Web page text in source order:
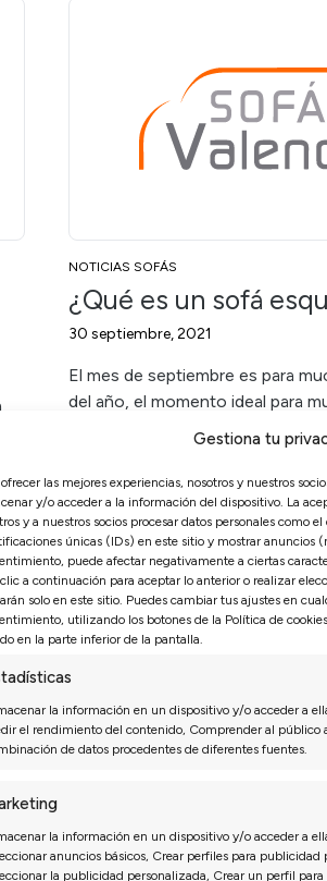
Gestiona tu
ofrecer las mejores experiencias, nosotros y nuestros
y/o acceder a la información del dispositivo. La
y a nuestros socios procesar datos personales como
únicas (IDs) en este sitio y mostrar anuncios
puede afectar negativamente a ciertas
a continuación para aceptar lo anterior o realizar
solo en este sitio. Puedes cambiar tus ajustes en
utilizando los botones de la Política de
en la parte inferior de la pantalla.
la información en un dispositivo y/o acceder a
el rendimiento del contenido, Comprender al público
de datos procedentes de diferentes fuentes.
la información en un dispositivo y/o acceder a
anuncios básicos, Crear perfiles para
la publicidad personalizada, Crear un perfil
NOTICIAS SOFÁS
¿Qué es un sofá
30 septiembre, 2021
El mes de septiembre es para
del año, el momento ideal para
desde Sofá Valencia queremos
Leer más
NOTICIAS SOFÁS